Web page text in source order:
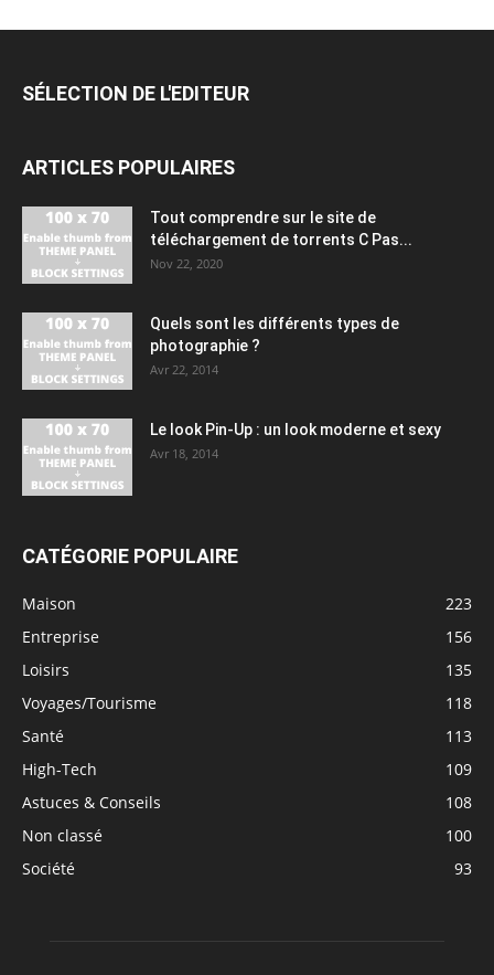
SÉLECTION DE L'EDITEUR
ARTICLES POPULAIRES
Tout comprendre sur le site de
téléchargement de torrents C Pas...
Nov 22, 2020
Quels sont les différents types de
photographie ?
Avr 22, 2014
Le look Pin-Up : un look moderne et sexy
Avr 18, 2014
CATÉGORIE POPULAIRE
Maison
223
Entreprise
156
Loisirs
135
Voyages/Tourisme
118
Santé
113
High-Tech
109
Astuces & Conseils
108
Non classé
100
Société
93